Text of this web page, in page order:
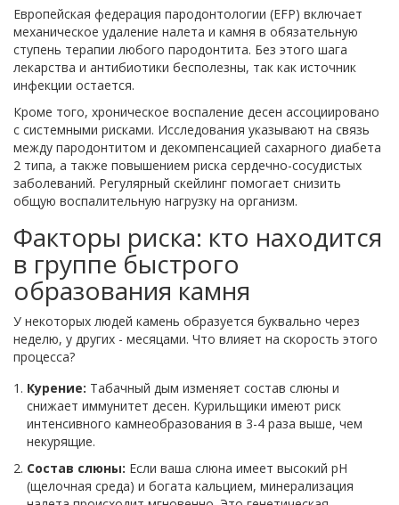
Европейская федерация пародонтологии (EFP) включает
механическое удаление налета и камня в обязательную
ступень терапии любого пародонтита. Без этого шага
лекарства и антибиотики бесполезны, так как источник
инфекции остается.
Кроме того, хроническое воспаление десен ассоциировано
с системными рисками. Исследования указывают на связь
между пародонтитом и декомпенсацией сахарного диабета
2 типа, а также повышением риска сердечно-сосудистых
заболеваний. Регулярный скейлинг помогает снизить
общую воспалительную нагрузку на организм.
Факторы риска: кто находится
в группе быстрого
образования камня
У некоторых людей камень образуется буквально через
неделю, у других - месяцами. Что влияет на скорость этого
процесса?
Курение: Табачный дым изменяет состав слюны и
снижает иммунитет десен. Курильщики имеют риск
интенсивного камнеобразования в 3-4 раза выше, чем
некурящие.
Состав слюны: Если ваша слюна имеет высокий pH
(щелочная среда) и богата кальцием, минерализация